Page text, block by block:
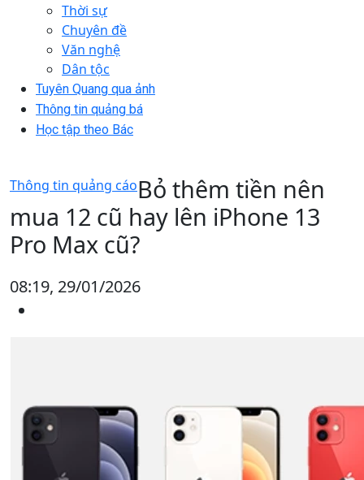
Thời sự
Chuyên đề
Văn nghệ
Dân tộc
Tuyên Quang qua ảnh
Thông tin quảng bá
Học tập theo Bác
Thông tin quảng cáoBỏ thêm tiền nên
mua 12 cũ hay lên iPhone 13
Pro Max cũ?
08:19, 29/01/2026